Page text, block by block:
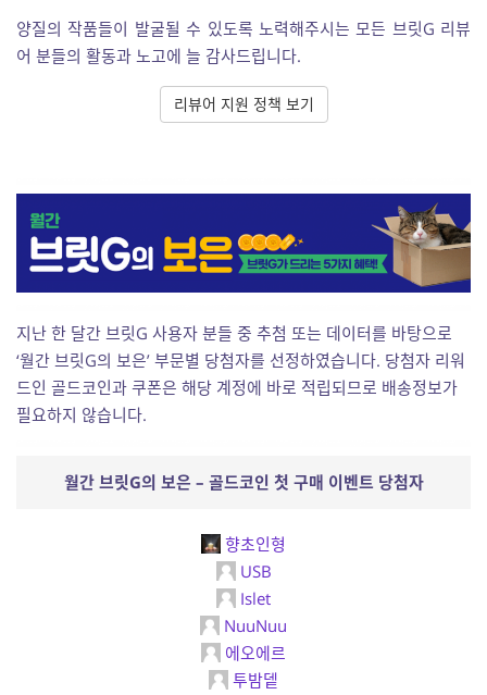
양질의 작품들이 발굴될 수 있도록 노력해주시는 모든 브릿G 리뷰
어 분들의 활동과 노고에 늘 감사드립니다.
리뷰어 지원 정책 보기
지난 한 달간 브릿G 사용자 분들 중 추첨 또는 데이터를 바탕으로
‘월간 브릿G의 보은’ 부문별 당첨자를 선정하였습니다. 당첨자 리워
드인 골드코인과 쿠폰은 해당 계정에 바로 적립되므로 배송정보가
필요하지 않습니다.
월간 브릿G의 보은 – 골드코인 첫 구매 이벤트 당첨자
향초인형
USB
Islet
NuuNuu
에오에르
투밤뎉